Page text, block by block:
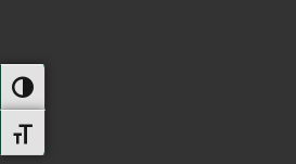
Alternar Alto Contraste
Alternar Tamaño De Letra